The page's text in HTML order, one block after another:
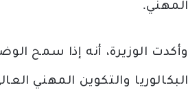
المهني.
وأكدت الوزيرة، أنه إذا سمح
البكالوريا والتكوين المهني